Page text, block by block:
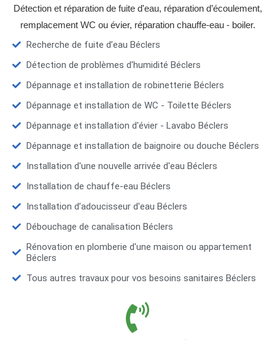
Détection et réparation de fuite d'eau, réparation d’écoulement,
remplacement WC ou évier, réparation chauffe-eau - boiler.
Recherche de fuite d’eau Béclers
Détection de problèmes d'humidité Béclers
Dépannage et installation de robinetterie Béclers
Dépannage et installation de WC - Toilette Béclers
Dépannage et installation d'évier - Lavabo Béclers
Dépannage et installation de baignoire ou douche Béclers
Installation d'une nouvelle arrivée d'eau Béclers
Installation de chauffe-eau Béclers
Installation d’adoucisseur d'eau Béclers
Débouchage de canalisation Béclers
Rénovation en plomberie d'une maison ou appartement
Béclers
Tous autres travaux pour vos besoins sanitaires Béclers